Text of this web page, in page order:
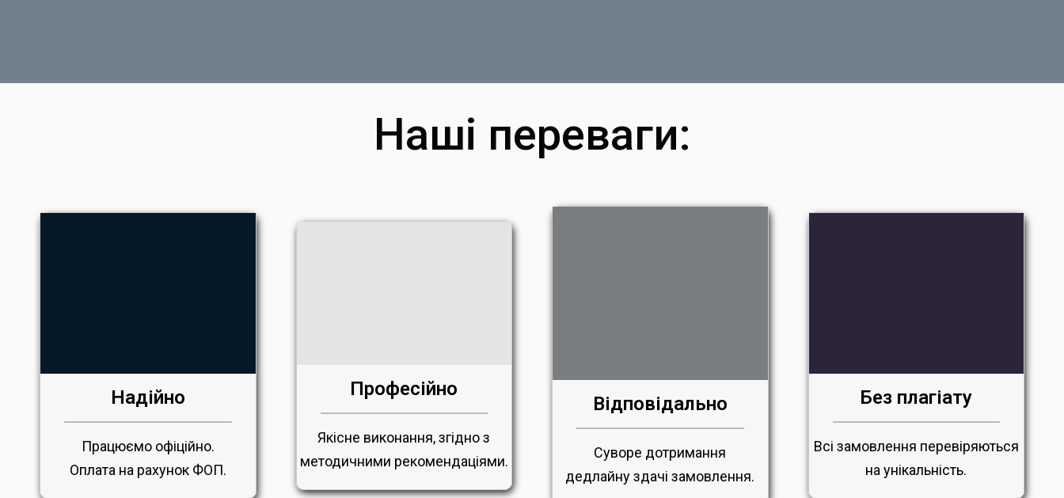
Наші переваги:
Надійно
Працюємо офіційно.
Оплата на рахунок ФОП.
Професійно
Якісне виконання, згідно з
методичними рекомендаціями.
Відповідально
Суворе дотримання
дедлайну здачі замовлення.
Без плагіату
Всі замовлення перевіряються
на унікальність.